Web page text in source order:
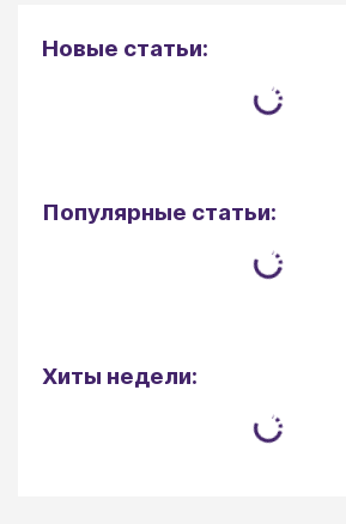
Новые статьи:
Популярные статьи:
Хиты недели: